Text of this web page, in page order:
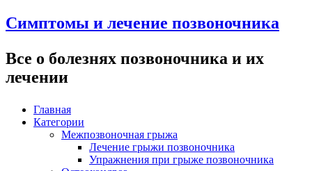
Симптомы и лечение позвоночника
Все о болезнях позвоночника и их
лечении
Главная
Категории
Межпозвоночная грыжа
Лечение грыжи позвоночника
Упражнения при грыже позвоночника